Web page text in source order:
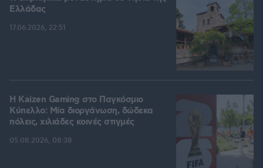
Ελλάδας
17.06.2026, 22:51
H Kaizen Gaming στο Παγκόσμιο
Kύπελλο: Μία διοργάνωση, δώδεκα
πόλεις, χιλιάδες κοινές στιγμές
05.08.2026, 08:38